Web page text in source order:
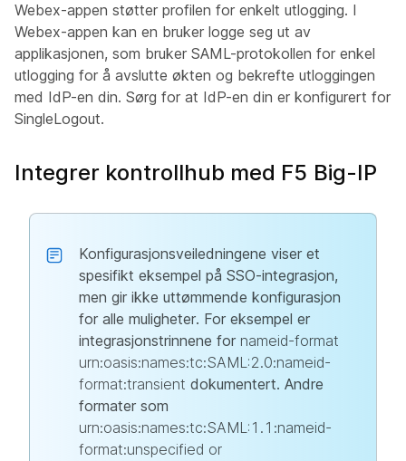
Webex-appen støtter profilen for enkelt utlogging. I
Webex-appen kan en bruker logge seg ut av
applikasjonen, som bruker SAML-protokollen for enkel
utlogging for å avslutte økten og bekrefte utloggingen
med IdP-en din. Sørg for at IdP-en din er konfigurert for
SingleLogout.
Integrer kontrollhub med F5 Big-IP
Konfigurasjonsveiledningene viser et
spesifikt eksempel på SSO-integrasjon,
men gir ikke uttømmende konfigurasjon
for alle muligheter. For eksempel er
integrasjonstrinnene for nameid-format
urn:oasis:names:tc:SAML:2.0:nameid-
format:transient dokumentert. Andre
formater som
urn:oasis:names:tc:SAML:1.1:nameid-
format:unspecified or